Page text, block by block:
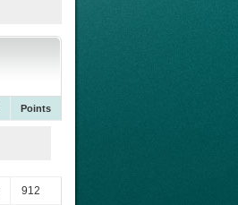
Points
912